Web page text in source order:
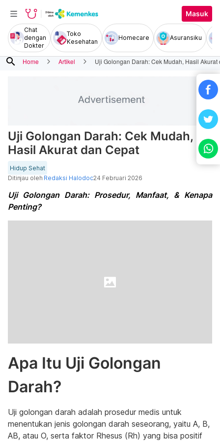
Masuk
Chat
dengan
Dokter
Toko
Kesehatan
Homecare Asuransiku
search Home Artikel Uji Golongan Darah: Cek Mudah, Hasil Akurat
Uji Golongan Darah: Cek Mudah,
Hasil Akurat dan Cepat
Hidup Sehat
Ditinjau oleh Redaksi Halodoc24 Februari 2026
Uji Golongan Darah: Prosedur, Manfaat, & Kenapa
Penting?
Apa Itu Uji Golongan
Darah?
Uji golongan darah adalah prosedur medis untuk
menentukan jenis golongan darah seseorang, yaitu A, B,
AB, atau O, serta faktor Rhesus (Rh) yang bisa positif